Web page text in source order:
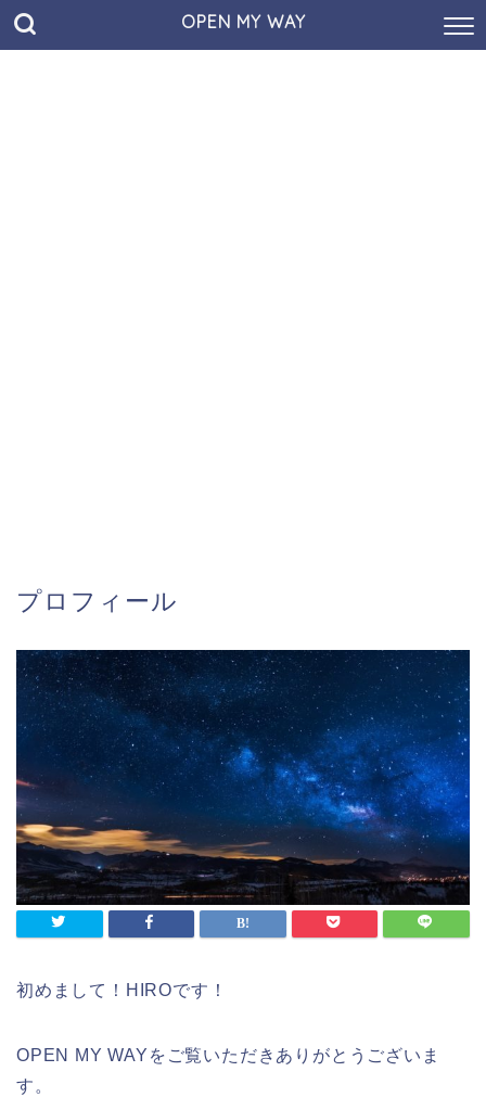
OPEN MY WAY
プロフィール
初めまして！HIROです！
OPEN MY WAYをご覧いただきありがとうございま
す。